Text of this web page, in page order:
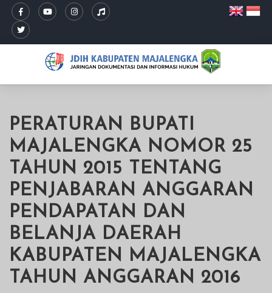
PERATURAN BUPATI
MAJALENGKA NOMOR 25
TAHUN 2015 TENTANG
PENJABARAN ANGGARAN
PENDAPATAN DAN
BELANJA DAERAH
KABUPATEN MAJALENGKA
TAHUN ANGGARAN 2016